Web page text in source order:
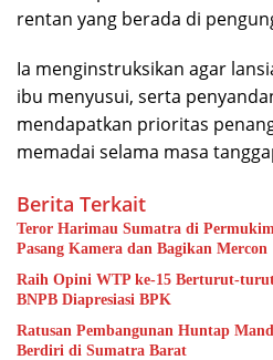
rentan yang berada di
Ia menginstruksikan agar
ibu menyusui, serta
mendapatkan prioritas
memadai selama masa
Berita Terkait
Teror Harimau Sumatra di
Pasang Kamera dan Bagikan Mercon
Raih Opini WTP ke-15 Berturut-
BNPB Diapresiasi BPK
Ratusan Pembangunan Huntap
Berdiri di Sumatra Barat